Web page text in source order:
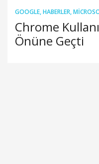
GOOGLE,HABERLER,
Chrome
Önüne Geçti